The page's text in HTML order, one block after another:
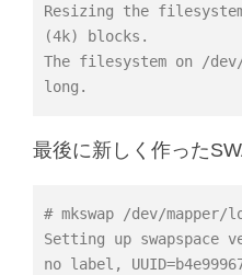
Resizing the
(4k) blocks.
The filesystem on /dev/
long.
最後に新しく作った
# mkswap /dev/mapper/
Setting up swapspace
no label,